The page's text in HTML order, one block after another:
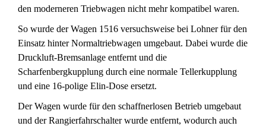
den moderneren Triebwagen nicht mehr kompatibel waren.
So wurde der Wagen 1516 versuchsweise bei Lohner für den
Einsatz hinter Normaltriebwagen umgebaut. Dabei wurde die
Druckluft-Bremsanlage entfernt und die
Scharfenbergkupplung durch eine normale Tellerkupplung
und eine 16-polige Elin-Dose ersetzt.
Der Wagen wurde für den schaffnerlosen Betrieb umgebaut
und der Rangierfahrschalter wurde entfernt, wodurch auch